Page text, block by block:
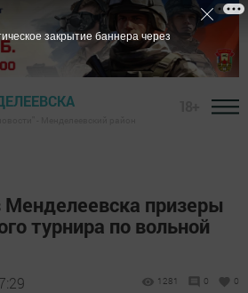
призеры
турнира по вольной
1281 0 0
закрытие баннера через